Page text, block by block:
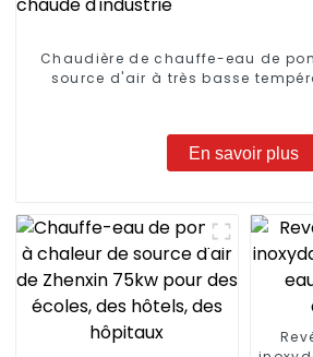
Chaudière de chauffe-eau de
source d'air à très basse
En savoir plus